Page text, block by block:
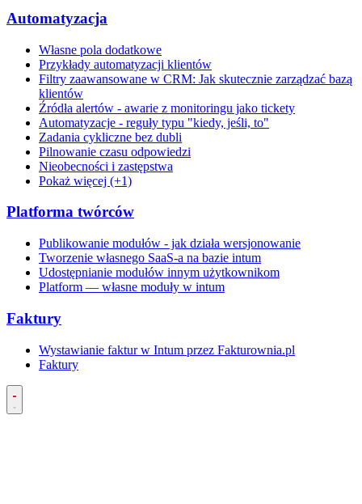
Automatyzacja
Własne pola dodatkowe
Przykłady automatyzacji klientów
Filtry zaawansowane w CRM: Jak skutecznie zarządzać bazą
klientów
Źródła alertów - awarie z monitoringu jako tickety
Automatyzacje - reguły typu "kiedy, jeśli, to"
Zadania cykliczne bez dubli
Pilnowanie czasu odpowiedzi
Nieobecności i zastępstwa
Pokaż więcej (+1)
Platforma twórców
Publikowanie modułów - jak działa wersjonowanie
Tworzenie własnego SaaS-a na bazie intum
Udostępnianie modułów innym użytkownikom
Platform — własne moduły w intum
Faktury
Wystawianie faktur w Intum przez Fakturownia.pl
Faktury